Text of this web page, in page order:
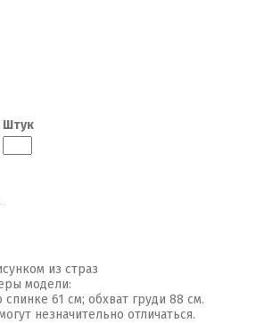
Штук
из страз
модели:
61 см; обхват груди 88 см.
незначительно отличаться.